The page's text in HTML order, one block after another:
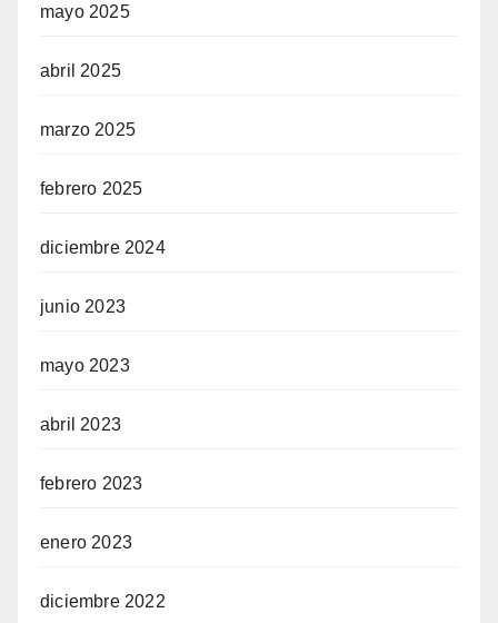
mayo 2025
abril 2025
marzo 2025
febrero 2025
diciembre 2024
junio 2023
mayo 2023
abril 2023
febrero 2023
enero 2023
diciembre 2022